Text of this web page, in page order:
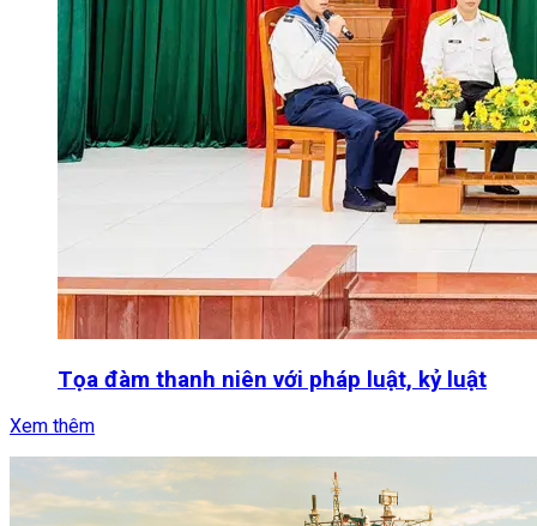
Tọa đàm thanh niên với pháp luật, kỷ luật
Xem thêm